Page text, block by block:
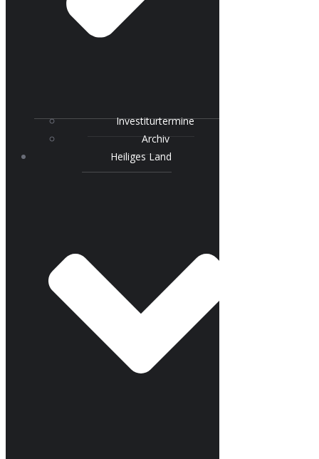
Investiturtermine
Archiv
Heiliges Land